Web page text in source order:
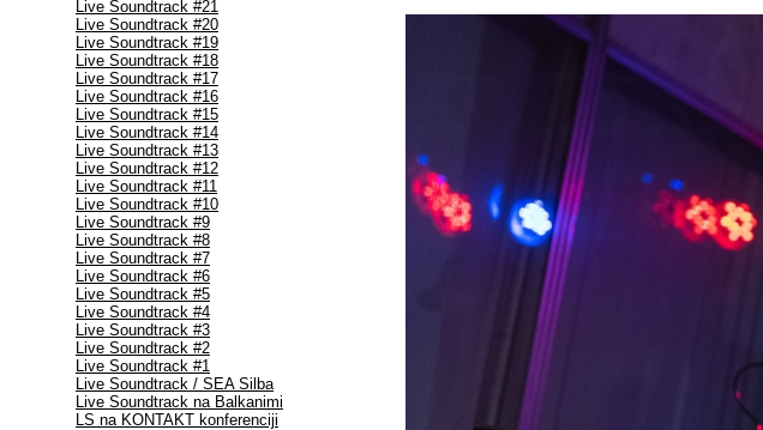
Live Soundtrack #21
Live Soundtrack #20
Live Soundtrack #19
Live Soundtrack #18
Live Soundtrack #17
Live Soundtrack #16
Live Soundtrack #15
Live Soundtrack #14
Live Soundtrack #13
Live Soundtrack #12
Live Soundtrack #11
Live Soundtrack #10
Live Soundtrack #9
Live Soundtrack #8
Live Soundtrack #7
Live Soundtrack #6
Live Soundtrack #5
Live Soundtrack #4
Live Soundtrack #3
Live Soundtrack #2
Live Soundtrack #1
Live Soundtrack / SEA Silba
Live Soundtrack na Balkanimi
LS na KONTAKT konferenciji